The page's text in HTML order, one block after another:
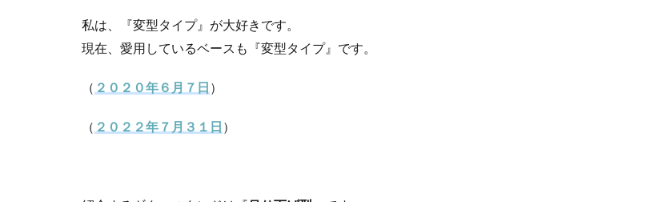
私は、『変型タイプ』が大好きです。
現在、愛用しているベースも『変型タイプ』です。
（ ２０２０年６月７日 ）
（ ２０２２年７月３１日 ）